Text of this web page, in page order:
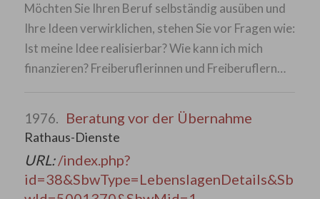
Möchten Sie Ihren Beruf selbständig ausüben und
Ihre Ideen verwirklichen, stehen Sie vor Fragen wie:
Ist meine Idee realisierbar? Wie kann ich mich
finanzieren? Freiberuflerinnen und Freiberuflern…
1976. Beratung vor der Übernahme
Rathaus-Dienste
URL:/index.php?
id=38&SbwType=LebenslagenDetails&Sb